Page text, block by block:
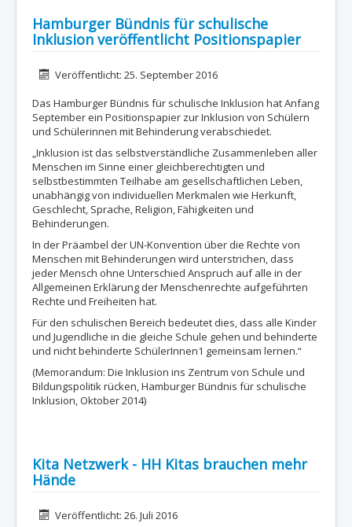
Hamburger Bündnis für schulische
Inklusion veröffentlicht Positionspapier
DetailsVeröffentlicht: 25. September 2016
Das Hamburger Bündnis für schulische Inklusion hat Anfang
September ein Positionspapier zur Inklusion von Schülern
und Schülerinnen mit Behinderung verabschiedet.
„Inklusion ist das selbstverständliche Zusammenleben aller
Menschen im Sinne einer gleichberechtigten und
selbstbestimmten Teilhabe am gesellschaftlichen Leben,
unabhängig von individuellen Merkmalen wie Herkunft,
Geschlecht, Sprache, Religion, Fähigkeiten und
Behinderungen.
In der Präambel der UN-Konvention über die Rechte von
Menschen mit Behinderungen wird unterstrichen, dass
jeder Mensch ohne Unterschied Anspruch auf alle in der
Allgemeinen Erklärung der Menschenrechte aufgeführten
Rechte und Freiheiten hat.
Für den schulischen Bereich bedeutet dies, dass alle Kinder
und Jugendliche in die gleiche Schule gehen und behinderte
und nicht behinderte SchülerInnen1 gemeinsam lernen.“
(Memorandum: Die Inklusion ins Zentrum von Schule und
Bildungspolitik rücken, Hamburger Bündnis für schulische
Inklusion, Oktober 2014)
Kita Netzwerk - HH Kitas brauchen mehr
Hände
DetailsVeröffentlicht: 26. Juli 2016